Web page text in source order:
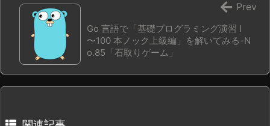
Go 言語で「基礎プログラミング演習 I
〜100 本ノック上級編」を解いてみる-N
o.85「石取りゲーム」
Prev